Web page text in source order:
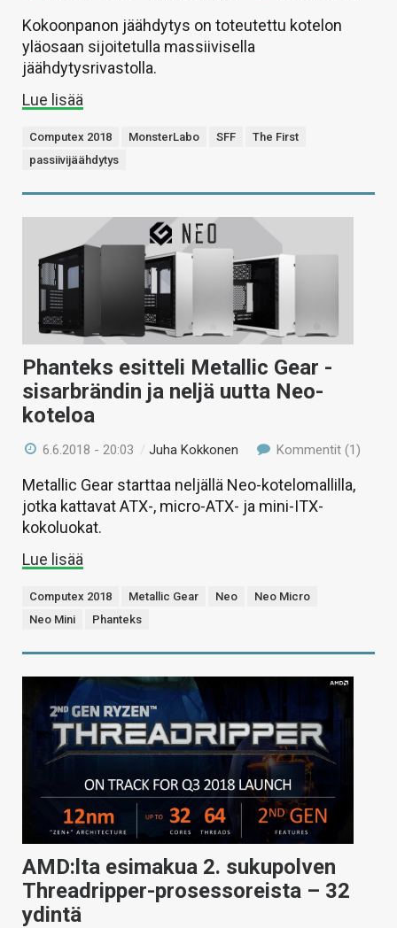
Kokoonpanon jäähdytys on toteutettu kotelon
yläosaan sijoitetulla massiivisella
jäähdytysrivastolla.
Lue lisää
Computex 2018 MonsterLabo SFF
The First
passiivijäähdytys
Phanteks esitteli Metallic Gear -
sisarbrändin ja neljä uutta Neo-
koteloa
6.6.2018 - 20:03 /Juha Kokkonen Kommentit (1)
Metallic Gear starttaa neljällä Neo-kotelomallilla,
jotka kattavat ATX-, micro-ATX- ja mini-ITX-
kokoluokat.
Lue lisää
Computex 2018 Metallic Gear Neo
Neo Micro
Neo Mini
Phanteks
AMD:lta esimakua 2. sukupolven
Threadripper-prosessoreista – 32
ydintä